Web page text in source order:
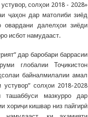
солҳои 2018 - 2028»
ҷаҳон дар матолиби зиёд
овардани далелҳои зиёди
исбот намудааст.
дар баробари баррасии
глобалии Тоҷикистон
байналмилалии амал
солҳои 2018-2028
ташаббуси мазкурро дар
хориҷи кишвар низ пайгирӣ